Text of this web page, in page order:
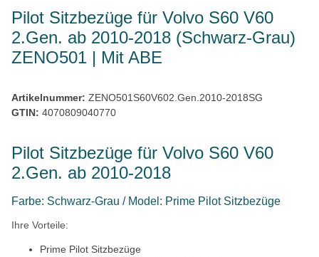
Pilot Sitzbezüge für Volvo S60 V60
2.Gen. ab 2010-2018 (Schwarz-Grau)
ZENO501 | Mit ABE
Artikelnummer: ZENO501S60V602.Gen.2010-2018SG
GTIN: 4070809040770
Pilot Sitzbezüge für Volvo S60 V60
2.Gen. ab 2010-2018
Farbe: Schwarz-Grau / Model: Prime Pilot Sitzbezüge
Ihre Vorteile:
Prime Pilot Sitzbezüge